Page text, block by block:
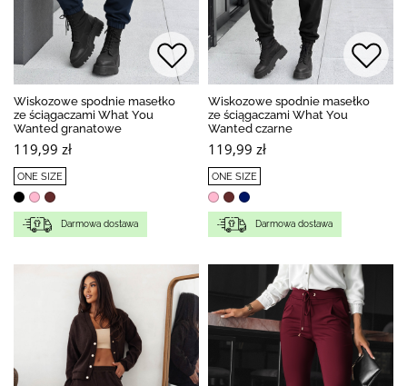
Wiskozowe spodnie masełko
ze ściągaczami What You
Wanted granatowe
119,99 zł
ONE SIZE
Darmowa dostawa
Wiskozowe spodnie masełko
ze ściągaczami What You
Wanted czarne
119,99 zł
ONE SIZE
Darmowa dostawa